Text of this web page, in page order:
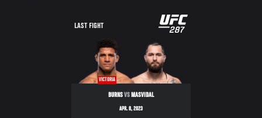
LAST FIGHT
VICTORIA
BURNSVSMASVIDAL
APR. 8, 2023